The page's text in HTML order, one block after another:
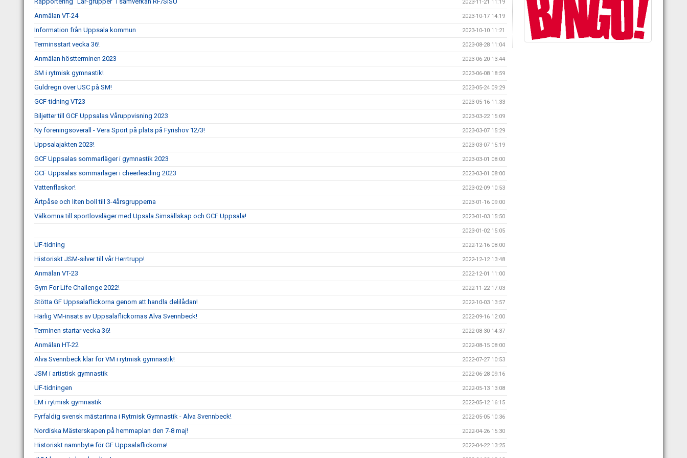
2023-11-21 11:19
Anmälan VT-24 2023-10-17 14:19
Information från Uppsala kommun 2023-10-10 11:21
Terminsstart vecka 36! 2023-08-28 11:04
Anmälan höstterminen 2023 2023-06-20 13:44
SM i rytmisk gymnastik! 2023-06-08 18:59
Guldregn över USC på SM! 2023-05-24 09:29
GCF-tidning VT23 2023-05-16 11:33
Biljetter till GCF Uppsalas Våruppvisning 2023 2023-03-22 15:09
Ny föreningsoverall - Vera Sport på plats på Fyrishov 12/3! 2023-03-07 15:29
Uppsalajakten 2023! 2023-03-07 15:19
GCF Uppsalas sommarläger i gymnastik 2023 2023-03-01 08:00
GCF Uppsalas sommarläger i cheerleading 2023 2023-03-01 08:00
Vattenflaskor! 2023-02-09 10:53
Ärtpåse och liten boll till 3-4årsgrupperna 2023-01-16 09:00
Välkomna till sportlovsläger med Upsala Simsällskap och GCF Uppsala! 2023-01-03 15:50
2023-01-02 15:05
UF-tidning 2022-12-16 08:00
Historiskt JSM-silver till vår Herrtrupp! 2022-12-12 13:48
Anmälan VT-23 2022-12-01 11:00
Gym For Life Challenge 2022! 2022-11-22 17:03
Stötta GF Uppsalaflickorna genom att handla delilådan! 2022-10-03 13:57
Härlig VM-insats av Uppsalaflickornas Alva Svennbeck! 2022-09-16 12:00
Terminen startar vecka 36! 2022-08-30 14:37
Anmälan HT-22 2022-08-15 08:00
Alva Svennbeck klar för VM i rytmisk gymnastik! 2022-07-27 10:53
JSM i artistisk gymnastik 2022-06-28 09:16
UF-tidningen 2022-05-13 13:08
EM i rytmisk gymnastik 2022-05-12 16:15
Fyrfaldig svensk mästarinna i Rytmisk Gymnastik - Alva Svennbeck! 2022-05-05 10:36
Nordiska Mästerskapen på hemmaplan den 7-8 maj! 2022-04-26 15:30
Historiskt namnbyte för GF Uppsalaflickorna! 2022-04-22 13:25